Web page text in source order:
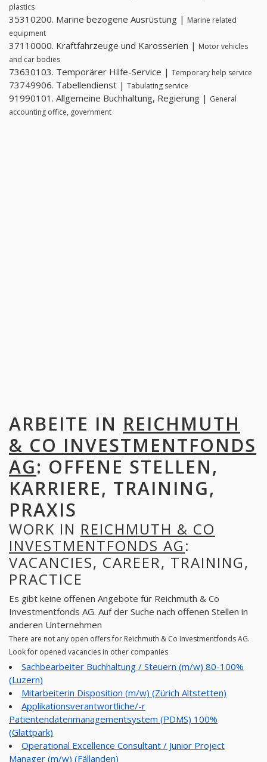
plastics
35310200. Marine bezogene Ausrüstung | Marine related
equipment
37110000. Kraftfahrzeuge und Karosserien | Motor vehicles
and car bodies
73630103. Temporärer Hilfe-Service | Temporary help service
73749906. Tabellendienst | Tabulating service
91990101. Allgemeine Buchhaltung, Regierung | General
accounting office, government
ARBEITE IN REICHMUTH
& CO INVESTMENTFONDS
AG: OFFENE STELLEN,
KARRIERE, TRAINING,
PRAXIS
WORK IN REICHMUTH & CO
INVESTMENTFONDS AG:
VACANCIES, CAREER, TRAINING,
PRACTICE
Es gibt keine offenen Angebote für Reichmuth & Co
Investmentfonds AG. Auf der Suche nach offenen Stellen in
anderen Unternehmen
There are not any open offers for Reichmuth & Co Investmentfonds AG.
Look for opened vacancies in other companies
Sachbearbeiter Buchhaltung / Steuern (m/w) 80-100%
(Luzern)
Mitarbeiterin Disposition (m/w) (Zürich Altstetten)
Applikationsverantwortliche/-r
Patientendatenmanagementsystem (PDMS) 100%
(Glattpark)
Operational Excellence Consultant / Junior Project
Manager (m/w) (Fällanden)